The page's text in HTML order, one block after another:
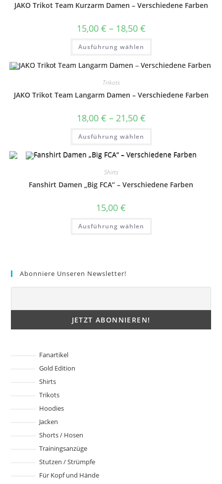
JAKO Trikot Team Kurzarm Damen – Verschiedene Farben
15,00 € – 18,50 €Preisspanne:
15,00 €
bis
Ausführung wählen
Dieses
weist
mehrere
Varianten
Optionen
können
werden
Trikots
JAKO Trikot Team Langarm Damen – Verschiedene Farben
18,00 € – 21,50 €Preisspanne:
18,00 €
bis
Ausführung wählen
Dieses
weist
mehrere
Varianten
können
werden
Shirts
Fanshirt Damen „Big FCA“ – Verschiedene Farben
15,00 €
Ausführung wählen
Dieses
weist
der
werden
Abonniere Unseren Newsletter!
Fanartikel
Gold Edition
Shirts
Trikots
Hoodies
Jacken
Shorts / Hosen
Trainingsanzüge
Stutzen / Strümpfe
Für Kopf und Hände